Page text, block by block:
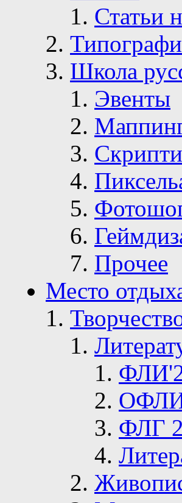
Статьи
Школа
Эвенты
Прочее
Место
ОФЛИ
ФЛГ